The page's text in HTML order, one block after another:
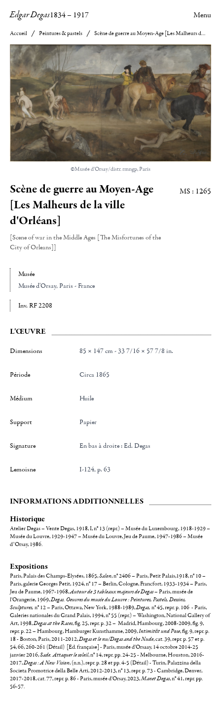
Edgar Degas1834– 1917 Menu
Accueil Peintures & pastels Scène de guerre au Moyen-Age [Les Malheurs de la ville d'Orléans]
©Musée d'Orsay/distr. rmngp, Paris
Scène de guerre au Moyen-Age
[Les Malheurs de la ville
d'Orléans]
[Scene of war in the Middle Ages [The Misfortunes of the
City of Orleans]]
MS : 1265
Musée
Musée d'Orsay, Paris - France
Inv. RF 2208
L'ŒUVRE
Dimensions 85 × 147 cm - 33 7/16 × 57 7/8 in.
Période Circa 1865
Médium Huile
Support papier
Signature en bas à droite : Ed. Degas
Lemoisne I-124, p. 63
INFORMATIONS ADDITIONNELLES
Historique
Atelier Degas – Vente Degas, 1918, I, n° 13 (repr.) – Musée du Luxembourg, 1918-1929 –
Musée du Louvre, 1929-1947 – Musée du Louvre, Jeu de Paume, 1947-1986 – Musée
d’Orsay, 1986.
Expositions
Paris, Palais des Champs-Elysées, 1865,Salon, n° 2406 – Paris, Petit Palais,1918, n° 10 –
Paris, galerie Georges Petit, 1924, n° 17 – Berlin, Cologne, Francfort, 1933-1934 – Paris,
Jeu de Paume, 1967-1968,Autour de 3 tableaux majeurs de Degas– Paris, musée de
l'Orangerie, 1969,Degas. Oeuvres du musée du Louvre : Peintures, Pastels, Dessins,
Sculptures, n° 12 – Paris, Ottawa, New York, 1988-1989,Degas, n° 45, repr. p. 106 - Paris,
Galeries nationales du Grand Palais, 1994, n° 55 (repr.) – Washington, National Gallery of
Art, 1998,Degas at the Races, fig. 25, repr. p. 32 – Madrid, Hambourg, 2008-2009, fig. 9,
repr. p. 22 – Hambourg, Hamburger Kunsthamme, 2009,Intimität und Pose, fig. 9, repr. p.
18 - Boston, Paris, 2011-2012,Degas et le nu/Degas and the Nude, cat. 39, repr. p. 57 et p.
54, 66, 260-261 (Détail) [Ed. française] - Paris, musée d'Orsaay, 14 octobre 2014-25
janvier 2016,Sade. Attaquer le soleil, n° 14, repr. pp. 24-25 - Melbourne, Houston, 2016-
2017,Degas : A New Vision, (n.n.), repr. p. 28 et pp. 4-5 (Détail) - Turin, Palazzina della
Societa Promotrice della Belle Arti, 2012-2013, n° 13, repr. p. 73 - Cambridge, Denver,
2017-2018, cat. 77, repr. p. 86 - Paris, musée d'Orsay, 2023,Manet Degas, n° 41, repr. pp.
56-57.